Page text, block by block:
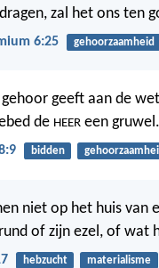
zal het ons ten
6:25 gehoorzaamheid
gehoor geeft aan de
de HEER een gruwel.
bidden
niet op het huis van
of zijn ezel, of
hebzucht materialisme